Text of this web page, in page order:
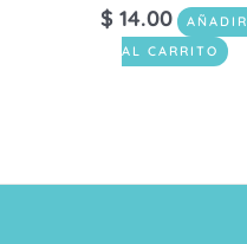
$ 14.00
AÑADIR
AL CARRITO